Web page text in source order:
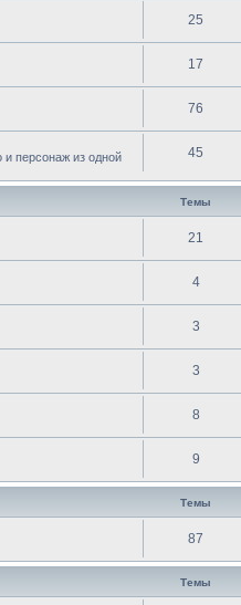
25
17
76
персонаж из одной
45
Темы
21
4
3
3
8
9
Темы
87
Темы